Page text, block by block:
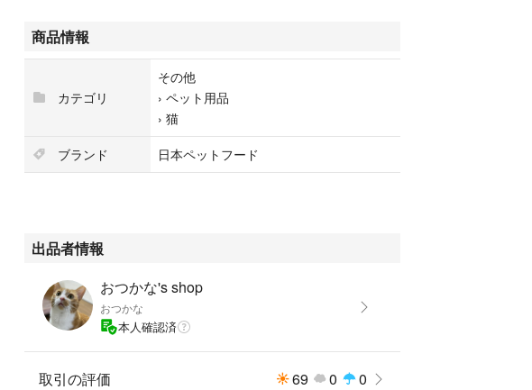
プチプチに入れて、封筒で発送します。
#ペット用品
商品情報
カテゴリ
その他
› ペット用品
› 猫
ブランド
日本ペットフード
出品者情報
おつかな's shop
おつかな
本人確認済
取引の評価 69 0 0